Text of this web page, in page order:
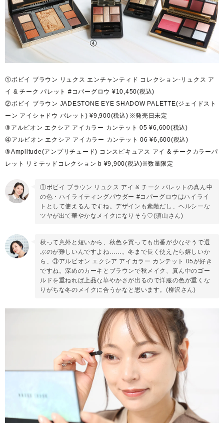
①ボビイ ブラウン リュクス エンチャンティド コレクション-リュクス ア
イ & チーク パレット #コパーグロウ ¥10,450(税込)
②ボビイ ブラウン JADESTONE EYE SHADOW PALETTE(ジェイドスト
ーン アイシャドウ パレット) ¥9,900(税込) ※発売日未定
③アルビオン エクシア アイカラー カンテット 05 ¥6,600(税込)
④アルビオン エクシア アイカラー カンテット 06 ¥6,600(税込)
⑤Amplitude(アンプリチュード) コンスピキュアス アイ & チークカラーパ
レット リミテッドコレクション b ¥9,900(税込)※数量限定
①ボビイ ブラウン リュクス アイ & チーク パレットの真ん中
の色・ハイライティングパウダー #コパーグロウはハイライ
トとして使えるんですね。デザインも素敵だし、ヘルシーな
ツヤが出て華やかなメイクになりそう♡(須山さん)
秋って意外と短いから、秋色を買っても出番が少なそうで選
ぶのが難しいんですよね……。冬まで長く使えたら嬉しいか
ら、③アルビオン エクシア アイカラー カンテット 05が好き
ですね。深めのカーキとブラウンで秋メイク、真ん中のゴー
ルドを重ねれば上品な華やかさが出るので洋服の色が重くな
りがちな冬のメイクに合うかなと思います。(柳沢さん)